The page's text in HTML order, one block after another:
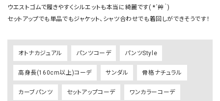
ウエストゴムで履きやすくシルエットも本当に綺麗です( *´艸｀)
オトナカジュアル パンツコーデ パンツStyle
高身長(160cm以上)コーデ サンダル 骨格ナチュラル
カーブパンツ セットアップコーデ ワンカラーコーデ